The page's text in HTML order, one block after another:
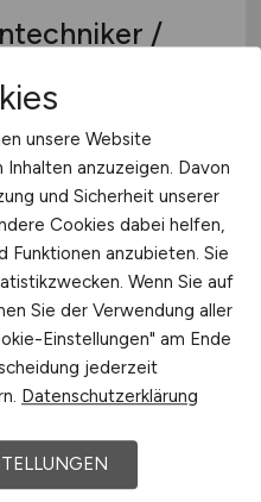
/
unsere Website
anzuzeigen. Davon
und Sicherheit unserer
Cookies dabei helfen,
Funktionen anzubieten. Sie
Wenn Sie auf
Sie der Verwendung aller
Einstellungen" am Ende
jederzeit
Datenschutzerklärung